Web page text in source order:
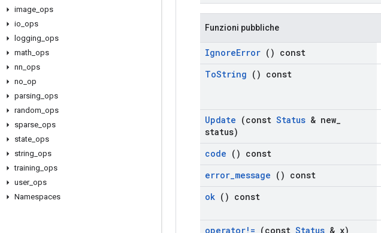
image ops
io ops
logging ops
math ops
nn ops
no op
parsing ops
random ops
sparse ops
state ops
string ops
training ops
user_ ops
Namespaces
Funzioni pubbliche
IgnoreError () const
ToString () const
Update (const Status & new
status)
code () const
error_message () const
ok () const
operator!= (const Status & x)